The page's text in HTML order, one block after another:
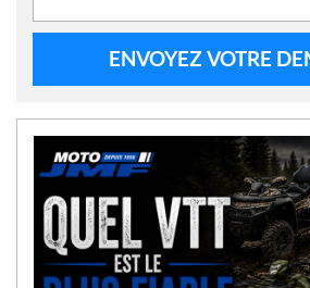
ENVOYEZ VOTRE
O
U
V
E
L